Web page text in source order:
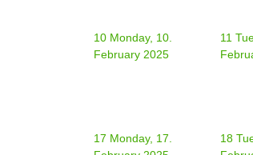
10 Monday, 10.
February 2025
11
17 Monday, 17.
18